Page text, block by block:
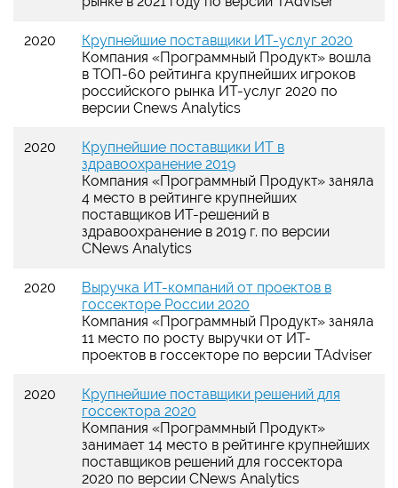
2020
Крупнейшие поставщики ИТ-услуг 2020
Компания «Программный Продукт» вошла
в ТОП-60 рейтинга крупнейших игроков
российского рынка ИТ-услуг 2020 по
версии Cnews Analytics
2020
Крупнейшие поставщики ИТ в
здравоохранение 2019
Компания «Программный Продукт» заняла
4 место в рейтинге крупнейших
поставщиков ИТ-решений в
здравоохранение в 2019 г. по версии
CNews Analytics
2020
Выручка ИТ-компаний от проектов в
госсекторе России 2020
Компания «Программный Продукт» заняла
11 место по росту выручки от ИТ-
проектов в госсекторе по версии TAdviser
2020
Крупнейшие поставщики решений для
госсектора 2020
Компания «Программный Продукт»
занимает 14 место в рейтинге крупнейших
поставщиков решений для госсектора
2020 по версии CNews Analytics